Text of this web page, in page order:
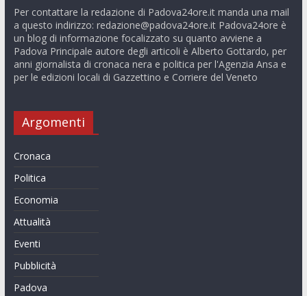
Per contattare la redazione di Padova24ore.it manda una mail
a questo indirizzo: redazione@padova24ore.itPadova24ore è
un blog di informazione focalizzato su quanto avviene a
Padova Principale autore degli articoli è Alberto Gottardo, per
anni giornalista di cronaca nera e politica per l'Agenzia Ansa e
per le edizioni locali di Gazzettino e Corriere del Veneto
Argomenti
Cronaca
Politica
Economia
Attualità
Eventi
Pubblicità
Padova